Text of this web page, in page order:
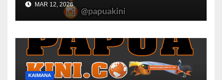
MAR 12, 2026
KAIMANA